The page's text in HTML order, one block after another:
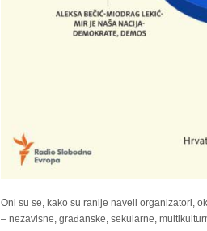
Oni su se, kako su ranije naveli organizatori,
– nezavisne, građanske, sekularne,